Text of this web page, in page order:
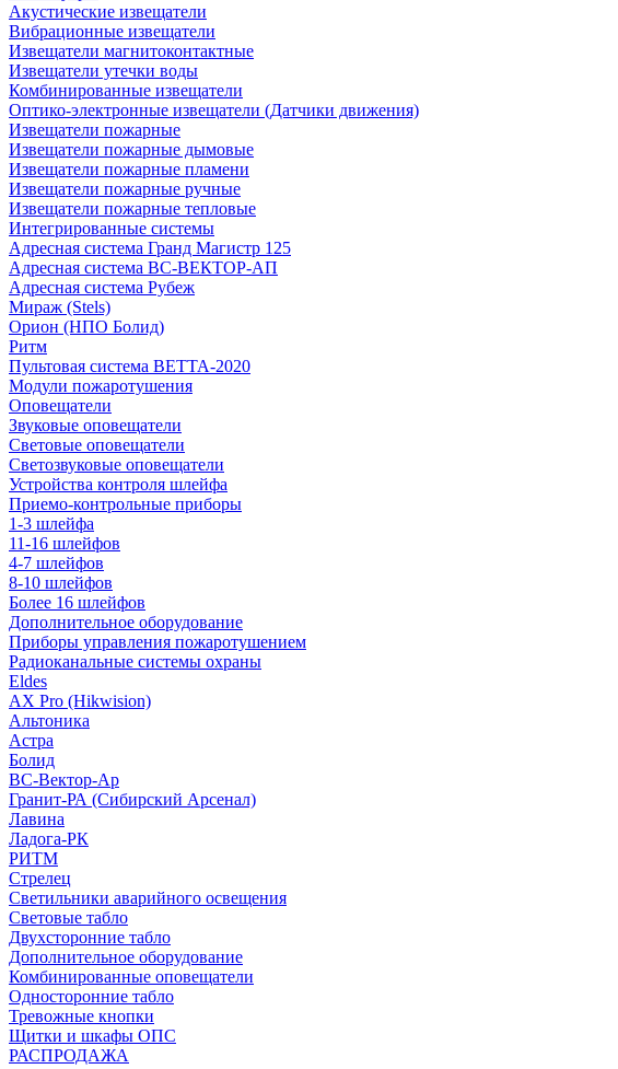
Акустические извещатели
Вибрационные извещатели
Извещатели магнитоконтактные
Извещатели утечки воды
Комбинированные извещатели
Оптико-электронные извещатели (Датчики движения)
Извещатели пожарные
Извещатели пожарные дымовые
Извещатели пожарные пламени
Извещатели пожарные ручные
Извещатели пожарные тепловые
Интегрированные системы
Адресная система Гранд Магистр 125
Адресная система ВС-ВЕКТОР-АП
Адресная система Рубеж
Мираж (Stels)
Орион (НПО Болид)
Ритм
Пультовая система ВЕТТА-2020
Модули пожаротушения
Оповещатели
Звуковые оповещатели
Световые оповещатели
Светозвуковые оповещатели
Устройства контроля шлейфа
Приемо-контрольные приборы
1-3 шлейфа
11-16 шлейфов
4-7 шлейфов
8-10 шлейфов
Более 16 шлейфов
Дополнительное оборудование
Приборы управления пожаротушением
Радиоканальные системы охраны
Eldes
AX Pro (Hikwision)
Альтоника
Астра
Болид
ВС-Вектор-Ар
Гранит-РА (Сибирский Арсенал)
Лавина
Ладога-РК
РИТМ
Стрелец
Светильники аварийного освещения
Световые табло
Двухсторонние табло
Дополнительное оборудование
Комбинированные оповещатели
Односторонние табло
Тревожные кнопки
Щитки и шкафы ОПС
РАСПРОДАЖА